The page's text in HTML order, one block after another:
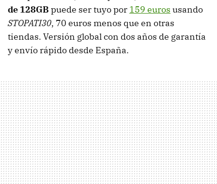
de 128GB puede ser tuyo por 159 euros usando
STOPATI30, 70 euros menos que en otras
tiendas. Versión global con dos años de garantía
y envío rápido desde España.